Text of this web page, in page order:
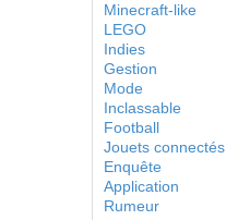
Minecraft-like
LEGO
Indies
Gestion
Mode
Inclassable
Football
Jouets connectés
Enquête
Application
Rumeur